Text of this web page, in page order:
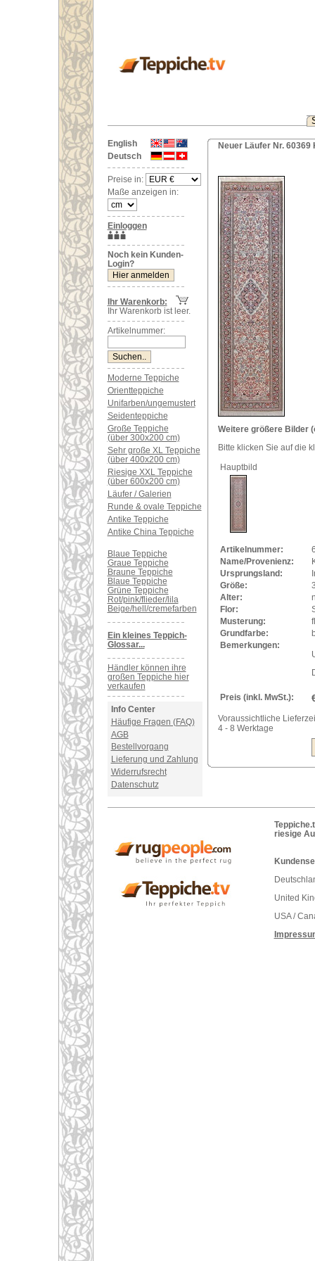
English
Deutsch
Preise in:
Maße anzeigen in:
Einloggen
Noch kein Kunden-
Login?
Ihr Warenkorb:
Ihr Warenkorb ist leer.
Artikelnummer:
Moderne Teppiche
Orientteppiche
Unifarben/ungemustert
Seidenteppiche
Große Teppiche
(über 300x200 cm)
Sehr große XL Teppiche
(über 400x200 cm)
Riesige XXL Teppiche
(über 600x200 cm)
Läufer / Galerien
Runde & ovale Teppiche
Antike Teppiche
Antike China Teppiche
Blaue Teppiche
Graue Teppiche
Braune Teppiche
Blaue Teppiche
Grüne Teppiche
Rot/pink/flieder/lila
Beige/hell/cremefarben
Ein kleines Teppich-
Glossar...
Händler können ihre
großen Teppiche hier
verkaufen
Info Center
Häufige Fragen (FAQ)
AGB
Bestellvorgang
Lieferung und Zahlung
Widerrufsrecht
Datenschutz
Neuer Läufer Nr.
Weitere größere Bilder
Bitte klicken Sie auf die
Hauptbild
Artikelnummer:
Name/Provenienz:
Ursprungsland:
Größe:
Alter:
Flor:
Musterung:
Grundfarbe:
Bemerkungen:
Preis (inkl. MwSt.):
Voraussichtliche
4 - 8 Werktage
riesige
United
USA /